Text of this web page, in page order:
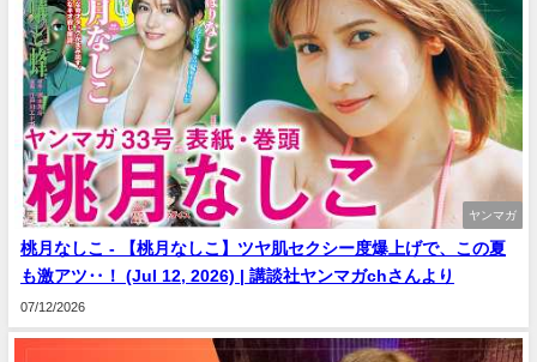
ヤンマガ
桃月なしこ - 【桃月なしこ】ツヤ肌セクシー度爆上げで、この夏
も激アツ‥！ (Jul 12, 2026) | 講談社ヤンマガchさんより
07/12/2026